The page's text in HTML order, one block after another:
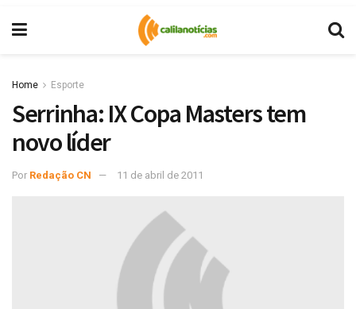
Home Esporte
Serrinha: IX Copa Masters tem
novo líder
Por Redação CN 11 de abril de 2011